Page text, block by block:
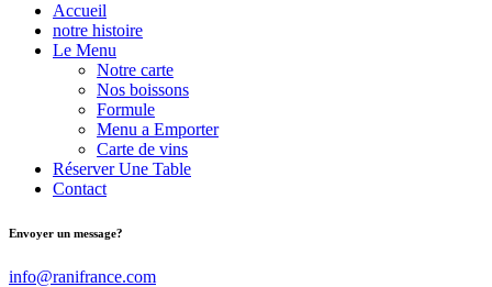
Accueil
notre histoire
Le Menu
Notre carte
Nos boissons
Formule
Menu a Emporter
Carte de vins
Réserver Une Table
Contact
Envoyer un message?
info@ranifrance.com